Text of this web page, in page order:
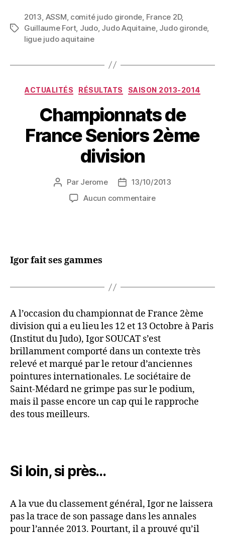
2013, ASSM, comité judo gironde, France 2D,
Guillaume Fort, Judo, Judo Aquitaine, Judo gironde,
ligue judo aquitaine
ACTUALITÉS RÉSULTATS SAISON 2013-2014
Championnats de
France Seniors 2ème
division
Par Jerome
13/10/2013
Aucun commentaire
Igor fait ses gammes
A l’occasion du championnat de France 2ème
division qui a eu lieu les 12 et 13 Octobre à Paris
(Institut du Judo), Igor SOUCAT s’est
brillamment comporté dans un contexte très
relevé et marqué par le retour d’anciennes
pointures internationales. Le sociétaire de
Saint-Médard ne grimpe pas sur le podium,
mais il passe encore un cap qui le rapproche
des tous meilleurs.
Si loin, si près…
A la vue du classement général, Igor ne laissera
pas la trace de son passage dans les annales
pour l’année 2013. Pourtant, il a prouvé qu’il